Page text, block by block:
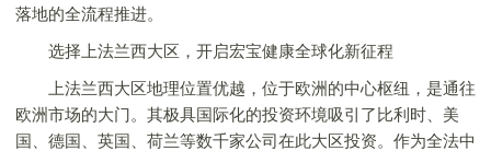
落地的全流程推进。
选择上法兰西大区，开启宏宝健康全球化新征程
上法兰西大区地理位置优越，位于欧洲的中心枢纽，是通往
欧洲市场的大门。其极具国际化的投资环境吸引了比利时、美
国、德国、英国、荷兰等数千家公司在此大区投资。作为全法中